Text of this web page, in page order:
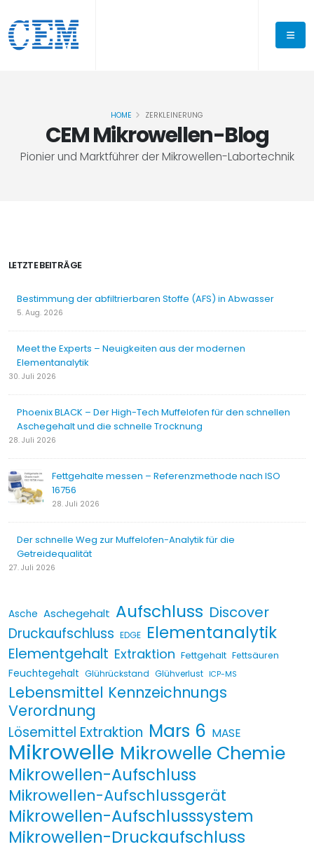
CEM Mikrowellen-Blog
Pionier und Marktführer der Mikrowellen-Labortechnik
HOME ZERKLEINERUNG
LETZTE BEITRÄGE
Bestimmung der abfiltrierbaren Stoffe (AFS) in Abwasser
5. Aug. 2026
Meet the Experts – Neuigkeiten aus der modernen
Elementanalytik
30. Juli 2026
Phoenix BLACK – Der High-Tech Muffelofen für den schnellen
Aschegehalt und die schnelle Trocknung
28. Juli 2026
Fettgehalte messen – Referenzmethode nach ISO
16756
28. Juli 2026
Der schnelle Weg zur Muffelofen-Analytik für die
Getreidequalität
27. Juli 2026
Asche Aschegehalt Aufschluss Discover
Druckaufschluss EDGE Elementanalytik
Elementgehalt Extraktion Fettgehalt Fettsäuren
Feuchtegehalt Glührückstand Glühverlust ICP-MS
Lebensmittel Kennzeichnungs
Verordnung
Lösemittel Extraktion Mars 6 MASE
Mikrowelle Mikrowelle Chemie
Mikrowellen-Aufschluss
Mikrowellen-Aufschlussgerät
Mikrowellen-Aufschlusssystem
Mikrowellen-Druckaufschluss